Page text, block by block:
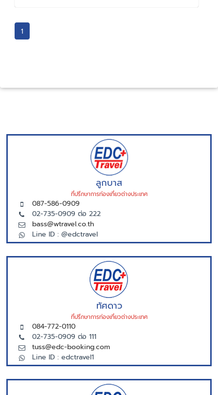
1
ลูกบาส
ที่ปรึกษาการท่องเที่ยวต่างประเทศ
087-586-0909
02-735-0909 ต่อ 222
bass@wtravel.co.th
Line ID : @edctravel
ทัศดาว
ที่ปรึกษาการท่องเที่ยวต่างประเทศ
084-772-0110
02-735-0909 ต่อ 111
tuss@edc-booking.com
Line ID : edctravel1